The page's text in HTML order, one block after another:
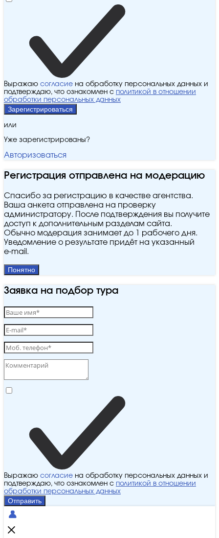
Выражаю согласие на обработку персональных данных и
подтверждаю, что ознакомлен с политикой в отношении
обработки персональных данных
Зарегистрироваться
или
Уже зарегистрированы?
Авторизоваться
Регистрация отправлена на модерацию
Спасибо за регистрацию в качестве агентства.
Ваша анкета отправлена на проверку
администратору. После подтверждения вы получите
доступ к дополнительным разделам сайта.
Обычно модерация занимает до 1 рабочего дня.
Уведомление о результате придёт на указанный
e‑mail.
Понятно
Заявка на подбор тура
Выражаю согласие на обработку персональных данных и
подтверждаю, что ознакомлен с политикой в отношении
обработки персональных данных
Отправить